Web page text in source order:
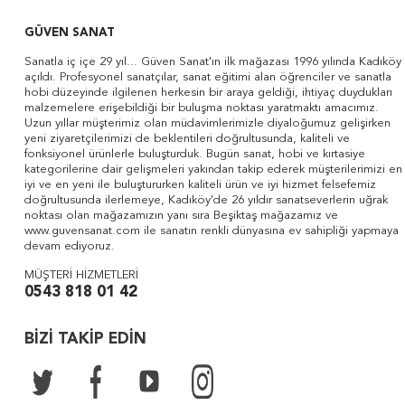
GÜVEN SANAT
Sanatla iç içe 29 yıl... Güven Sanat'ın ilk mağazası 1996 yılında Kadıköy
açıldı. Profesyonel sanatçılar, sanat eğitimi alan öğrenciler ve sanatla
hobi düzeyinde ilgilenen herkesin bir araya geldiği, ihtiyaç duydukları
malzemelere erişebildiği bir buluşma noktası yaratmaktı amacımız.
Uzun yıllar müşterimiz olan müdavimlerimizle diyaloğumuz gelişirken
yeni ziyaretçilerimizi de beklentileri doğrultusunda, kaliteli ve
fonksiyonel ürünlerle buluşturduk. Bugün sanat, hobi ve kırtasiye
kategorilerine dair gelişmeleri yakından takip ederek müşterilerimizi en
iyi ve en yeni ile buluştururken kaliteli ürün ve iyi hizmet felsefemiz
doğrultusunda ilerlemeye, Kadıköy'de 26 yıldır sanatseverlerin uğrak
noktası olan mağazamızın yanı sıra Beşiktaş mağazamız ve
www.guvensanat.com ile sanatın renkli dünyasına ev sahipliği yapmaya
devam ediyoruz.
MÜŞTERİ HİZMETLERİ
0543 818 01 42
BİZİ TAKİP EDİN